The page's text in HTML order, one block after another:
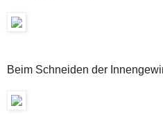
Beim Schneiden der